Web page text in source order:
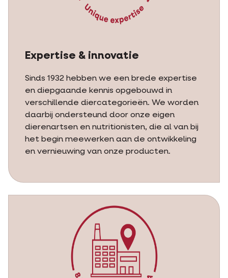
Expertise & innovatie
Sinds 1932 hebben we een brede expertise
en diepgaande kennis opgebouwd in
verschillende diercategorieën. We worden
daarbij ondersteund door onze eigen
dierenartsen en nutritionisten, die al van bij
het begin meewerken aan de ontwikkeling
en vernieuwing van onze producten.